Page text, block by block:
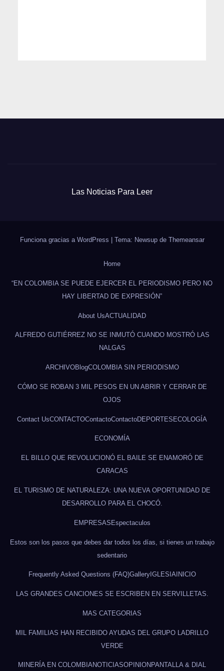
Las Noticias Para Leer
Funciona gracias a WordPress | Tema: Newsup de Themeansar
Home
“EN COLOMBIA SE PUEDE EJERCER EL PERIODISMO PERO NO
HAY LIBERTAD DE EXPRESIÓN”
About UsACTUALIDAD
ALFREDO GUTIÉRREZ NO SE INMUTÓ CUANDO MOSTRÓ LAS
NALGAS
ARCHIVOBlogCOLOMBIA SIN PERIODISMO
CÓMO SE ROBAN 3 MIL PESOS EN UN ABRIR Y CERRAR DE
OJOS
Contact UsCONTACTOContactoContactoDEPORTESECOLOGÍA
ECONOMÍA
EL BILLO QUE REVOLUCIONÓ EL BAILE SE ENAMORÓ DE
CARACAS
EL TURISMO DE NATURALEZA: UNA NUEVA OPORTUNIDAD DE
DESARROLLO PARA EL CHOCÓ.
EMPRESAS Espectaculos
Estos son los pasos que debes dar todos los días, si tienes un trabajo
sedentario
Frequently Asked Questions (FAQ)GalleryIGLESIAINICIO
LAS GRANDES CANCIONES SE ESCRIBEN EN SERVILLETAS.
MAS CATEGORIAS
MIL FAMILIAS HAN RECIBIDO AYUDAS DEL GRUPO LADRILLO
VERDE
MINERÍA EN COLOMBIANOTICIASOPINION PANTALLA & DIAL